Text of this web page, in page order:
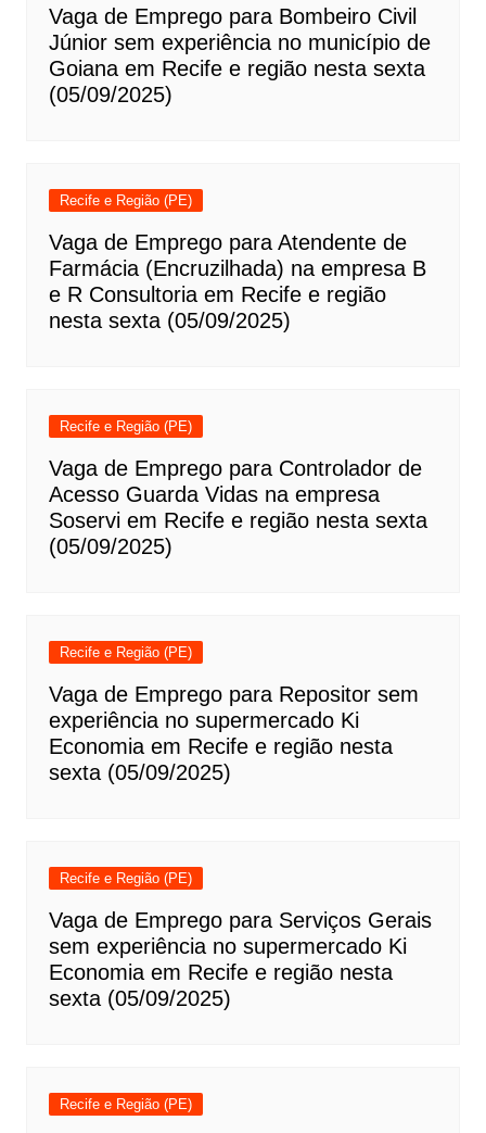
Vaga de Emprego para Bombeiro Civil
Júnior sem experiência no município de
Goiana em Recife e região nesta sexta
(05/09/2025)
Recife e Região (PE)
Vaga de Emprego para Atendente de
Farmácia (Encruzilhada) na empresa B
e R Consultoria em Recife e região
nesta sexta (05/09/2025)
Recife e Região (PE)
Vaga de Emprego para Controlador de
Acesso Guarda Vidas na empresa
Soservi em Recife e região nesta sexta
(05/09/2025)
Recife e Região (PE)
Vaga de Emprego para Repositor sem
experiência no supermercado Ki
Economia em Recife e região nesta
sexta (05/09/2025)
Recife e Região (PE)
Vaga de Emprego para Serviços Gerais
sem experiência no supermercado Ki
Economia em Recife e região nesta
sexta (05/09/2025)
Recife e Região (PE)